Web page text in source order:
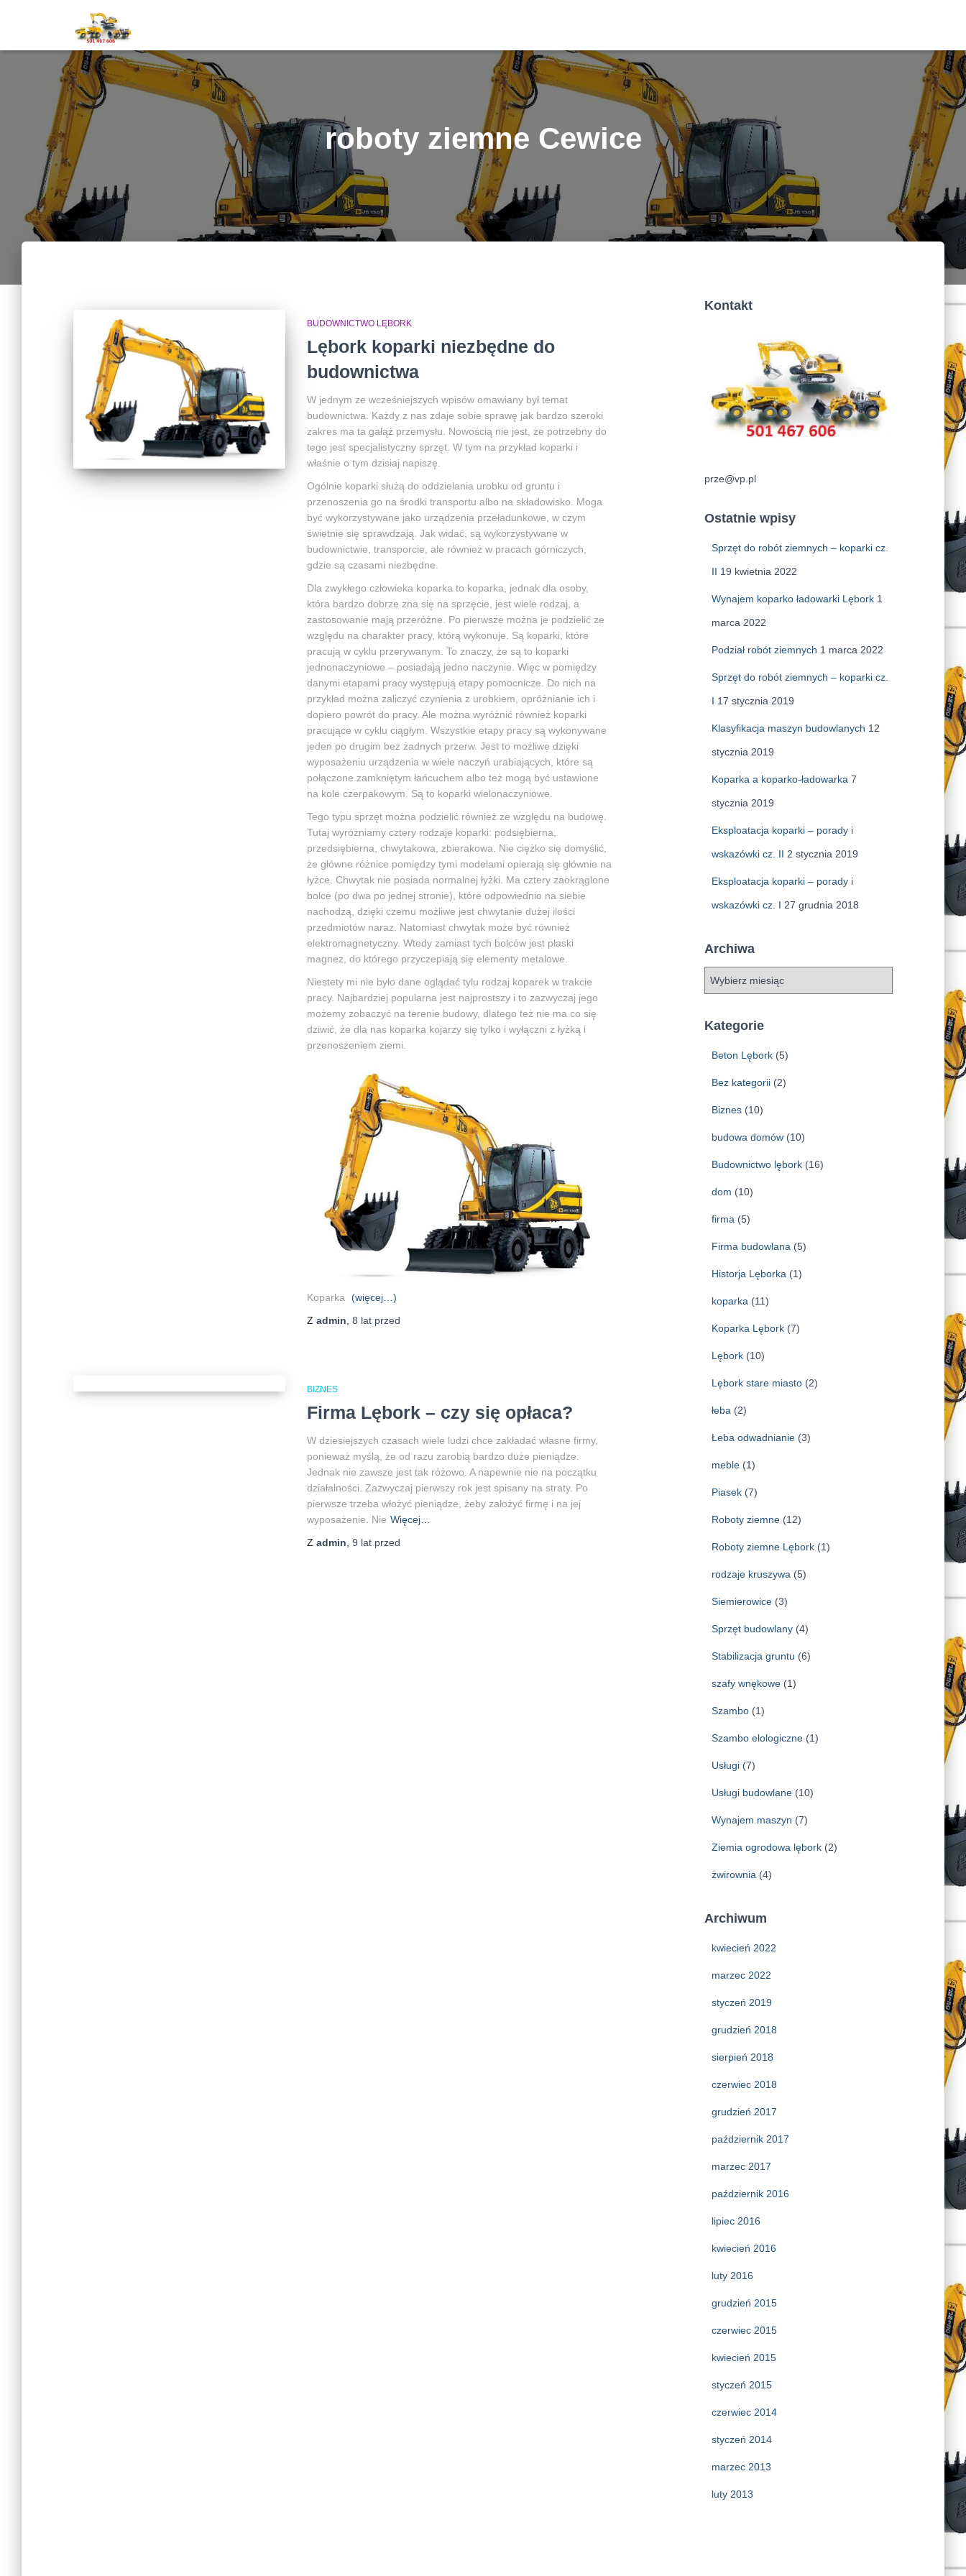
roboty ziemne Cewice
BUDOWNICTWO LĘBORK
Lębork koparki niezbędne do
budownictwa
W jednym ze wcześniejszych wpisów omawiany był temat
budownictwa. Każdy z nas zdaje sobie sprawę jak bardzo szeroki
zakres ma ta gałąź przemysłu. Nowością nie jest, że potrzebny do
tego jest specjalistyczny sprzęt. W tym na przykład koparki i
właśnie o tym dzisiaj napiszę.
Ogólnie koparki służą do oddzielania urobku od gruntu i
przenoszenia go na środki transportu albo na składowisko. Moga
być wykorzystywane jako urządzenia przeładunkowe, w czym
świetnie się sprawdzają. Jak widać, są wykorzystywane w
budownictwie, transporcie, ale również w pracach górniczych,
gdzie są czasami niezbędne.
Dla zwykłego człowieka koparka to koparka, jednak dla osoby,
która bardzo dobrze zna się na sprzęcie, jest wiele rodzaj, a
zastosowanie mają przeróżne. Po pierwsze można je podzielić ze
względu na charakter pracy, którą wykonuje. Są koparki, które
pracują w cyklu przerywanym. To znaczy, że są to koparki
jednonaczyniowe – posiadają jedno naczynie. Więc w pomiędzy
danymi etapami pracy występują etapy pomocnicze. Do nich na
przykład można zaliczyć czynienia z urobkiem, opróżnianie ich i
dopiero powrót do pracy. Ale można wyróżnić również koparki
pracujące w cyklu ciągłym. Wszystkie etapy pracy są wykonywane
jeden po drugim bez żadnych przerw. Jest to możliwe dzięki
wyposażeniu urządzenia w wiele naczyń urabiających, które są
połączone zamkniętym łańcuchem albo też mogą być ustawione
na kole czerpakowym. Są to koparki wielonaczyniowe.
Tego typu sprzęt można podzielić również ze względu na budowę.
Tutaj wyróżniamy cztery rodzaje koparki: podsiębierna,
przedsiębierna, chwytakowa, zbierakowa. Nie ciężko się domyślić,
że główne różnice pomiędzy tymi modelami opierają się głównie na
łyżce. Chwytak nie posiada normalnej łyżki. Ma cztery zaokrąglone
bolce (po dwa po jednej stronie), które odpowiednio na siebie
nachodzą, dzięki czemu możliwe jest chwytanie dużej ilości
przedmiotów naraz. Natomiast chwytak może być również
elektromagnetyczny. Wtedy zamiast tych bolców jest płaski
magnez, do którego przyczepiają się elementy metalowe.
Niestety mi nie było dane oglądać tylu rodzaj koparek w trakcie
pracy. Najbardziej popularna jest najprostszy i to zazwyczaj jego
możemy zobaczyć na terenie budowy, dlatego też nie ma co się
dziwić, że dla nas koparka kojarzy się tylko i wyłączni z łyżką i
przenoszeniem ziemi.
Koparka
(więcej…)
Z admin 8 lat przed
BIZNES
Firma Lębork – czy się opłaca?
W dziesiejszych czasach wiele ludzi chce zakładać własne firmy,
ponieważ myślą, że od razu zarobią bardzo duże pieniądze.
Jednak nie zawsze jest tak różowo. A napewnie nie na początku
działalności. Zazwyczaj pierwszy rok jest spisany na straty. Po
pierwsze trzeba włożyć pieniądze, żeby założyć firmę i na jej
wyposażenie. Nie Więcej…
Z admin 9 lat przed
Kontakt
prze@vp.pl
Ostatnie wpisy
Sprzęt do robót ziemnych – koparki cz.
II 19 kwietnia 2022
Wynajem koparko ładowarki Lębork 1
marca 2022
Podział robót ziemnych 1 marca 2022
Sprzęt do robót ziemnych – koparki cz.
I 17 stycznia 2019
Klasyfikacja maszyn budowlanych 12
stycznia 2019
Koparka a koparko-ładowarka 7
stycznia 2019
Eksploatacja koparki – porady i
wskazówki cz. II 2 stycznia 2019
Eksploatacja koparki – porady i
wskazówki cz. I 27 grudnia 2018
Archiwa
h
Kategorie
Beton Lębork(5)
Bez kategorii(2)
Biznes(10)
budowa domów(10)
Budownictwo lębork(16)
dom (10)
firma (5)
Firma budowlana (5)
Historja Lęborka (1)
koparka (11)
Koparka Lębork(7)
Lębork(10)
Lębork stare miasto(2)
łeba (2)
Łeba odwadnianie(3)
meble(1)
Piasek(7)
Roboty ziemne(12)
Roboty ziemne Lębork(1)
rodzaje kruszywa (5)
Siemierowice(3)
Sprzęt budowlany(4)
Stabilizacja gruntu (6)
szafy wnękowe(1)
Szambo(1)
Szambo elologiczne(1)
Usługi(7)
Usługi budowlane(10)
Wynajem maszyn (7)
Ziemia ogrodowa lębork(2)
żwirownia (4)
Archiwum
kwiecień 2022
marzec 2022
styczeń 2019
grudzień 2018
sierpień 2018
czerwiec 2018
grudzień 2017
październik 2017
marzec 2017
październik 2016
lipiec 2016
kwiecień 2016
luty 2016
grudzień 2015
czerwiec 2015
kwiecień 2015
styczeń 2015
czerwiec 2014
styczeń 2014
marzec 2013
luty 2013